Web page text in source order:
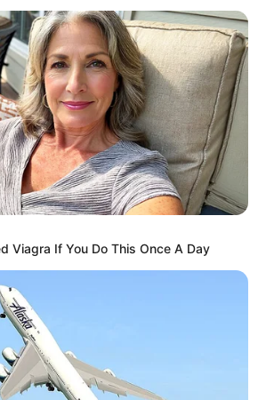
Viagra If You Do This Once A Day